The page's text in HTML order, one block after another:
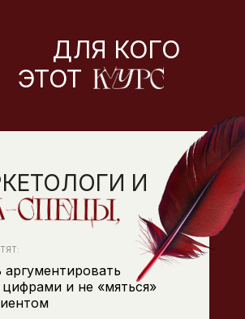
ДЛЯ КОГО
ЭТОТ
И
и не «мяться»